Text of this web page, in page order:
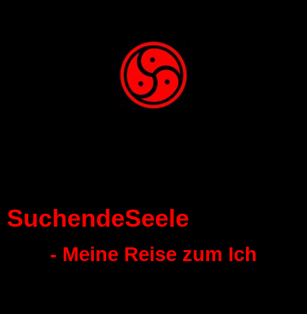
SuchendeSeele
- Meine Reise zum Ich